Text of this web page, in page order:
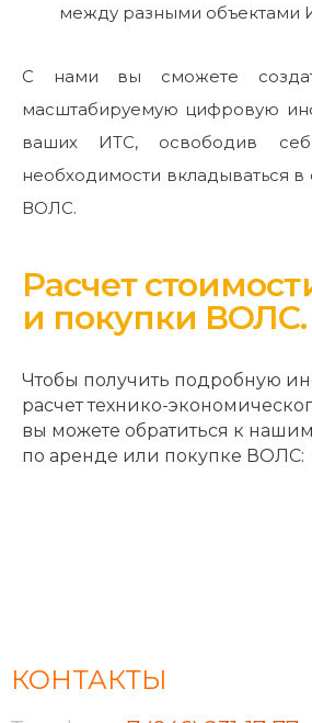
между разными объектами
С нами вы сможете
масштабируемую цифровую
ваших ИТС, освободив
необходимости вкладываться в
ВОЛС.
Расчет
и покупки ВОЛС.
Чтобы получить подробную
расчет технико-
вы можете обратиться к
по аренде или покупке ВОЛС:
КОНТАКТЫ